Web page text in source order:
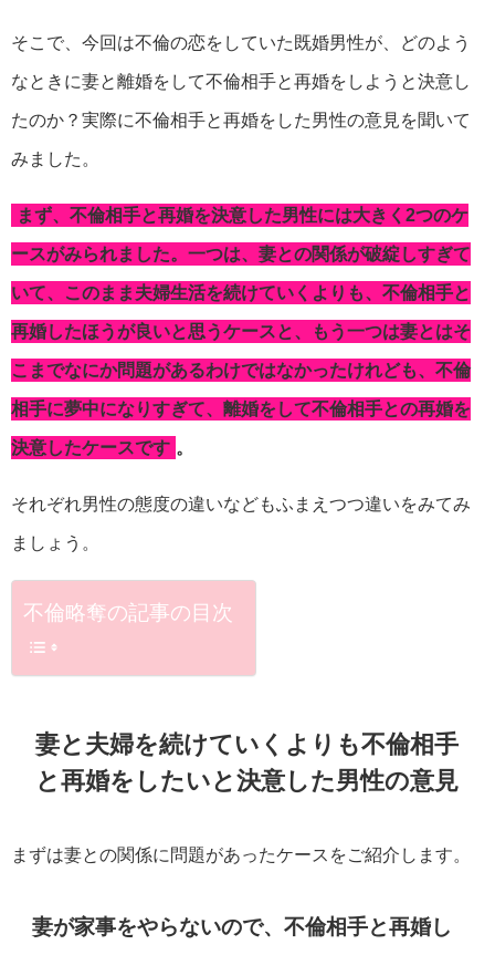
そこで、今回は不倫の恋をしていた既婚男性が、どのよう
なときに妻と離婚をして不倫相手と再婚をしようと決意し
たのか？実際に不倫相手と再婚をした男性の意見を聞いて
みました。
まず、不倫相手と再婚を決意した男性には大きく2つのケ
ースがみられました。一つは、妻との関係が破綻しすぎて
いて、このまま夫婦生活を続けていくよりも、不倫相手と
再婚したほうが良いと思うケースと、もう一つは妻とはそ
こまでなにか問題があるわけではなかったけれども、不倫
相手に夢中になりすぎて、離婚をして不倫相手との再婚を
決意したケースです 。
それぞれ男性の態度の違いなどもふまえつつ違いをみてみ
ましょう。
不倫略奪の記事の目次
妻と夫婦を続けていくよりも不倫相手
と再婚をしたいと決意した男性の意見
まずは妻との関係に問題があったケースをご紹介します。
妻が家事をやらないので、不倫相手と再婚し